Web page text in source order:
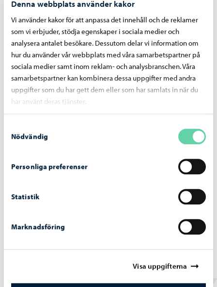
Denna webbplats använder kakor
Vi använder kakor för att anpassa det innehåll och de reklamer
som vi erbjuder, stödja egenskaper i sociala medier och
analysera antalet besökare. Dessutom delar vi information om
hur du använder vår webbplats med våra samarbetspartner på
sociala medier samt inom reklam- och analysbranschen. Våra
samarbetspartner kan kombinera dessa uppgifter med andra
uppgifter som du har gett dem eller som har samlats in när du
har använt deras tjänster.
Nödvändig
Personliga preferenser
Statistik
Marknadsföring
Visa uppgifterna
Oy Kokonhalli Ab
Porvoon Seudun Asuntosäätiö, Borgånejdens
bostadsstiftelse
Porvoo Event Factory Oy Ab
Kesk. kiinteistö Oy Porvoon Piispantalo
Borgå hyresbostäder Ab
Gammelbackan Liikekeskus Oy
Ab Svartså Vattenverk, Mustijoen Vesilaitos
Samkommuner